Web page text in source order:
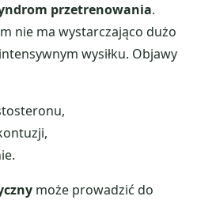
przetrenowania.
nie ma wystarczająco dużo
wysiłku. Objawy
może prowadzić do